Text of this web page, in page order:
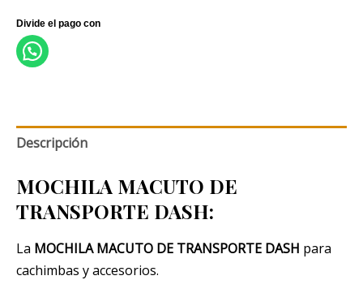
Descripción
MOCHILA MACUTO DE
TRANSPORTE DASH:
La MOCHILA MACUTO DE TRANSPORTE DASH para
cachimbas y accesorios.